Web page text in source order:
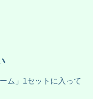
ム」1セットに入って